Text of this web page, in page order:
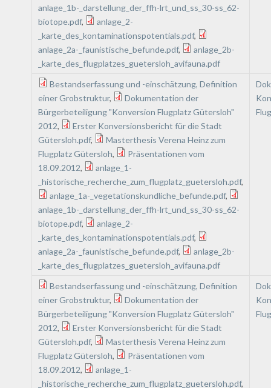
anlage_1b-_darstellung_der_ffh-lrt_und_ss_30-ss_62-
biotope.pdf,
anlage_2-
_karte_des_kontaminationspotentials.pdf,
anlage_2a-_faunistische_befunde.pdf,
anlage_2b-
_karte_des_flugplatzes_guetersloh_avifauna.pdf
Bestandserfassung und -einschätzung, Definition
einer Grobstruktur,
Dokumentation der
Bürgerbeteiligung "Konversion Flugplatz Gütersloh"
2012,
Erster Konversionsbericht für die Stadt
Gütersloh.pdf,
Masterthesis Verena Heinz zum
Flugplatz Gütersloh,
Präsentationen vom
18.09.2012,
anlage_1-
_historische_recherche_zum_flugplatz_guetersloh.pdf,
anlage_1a-_vegetationskundliche_befunde.pdf,
anlage_1b-_darstellung_der_ffh-lrt_und_ss_30-ss_62-
biotope.pdf,
anlage_2-
_karte_des_kontaminationspotentials.pdf,
anlage_2a-_faunistische_befunde.pdf,
anlage_2b-
_karte_des_flugplatzes_guetersloh_avifauna.pdf
Bestandserfassung und -einschätzung, Definition
einer Grobstruktur,
Dokumentation der
Bürgerbeteiligung "Konversion Flugplatz Gütersloh"
2012,
Erster Konversionsbericht für die Stadt
Gütersloh.pdf,
Masterthesis Verena Heinz zum
Flugplatz Gütersloh,
Präsentationen vom
18.09.2012,
anlage_1-
_historische_recherche_zum_flugplatz_guetersloh.pdf,